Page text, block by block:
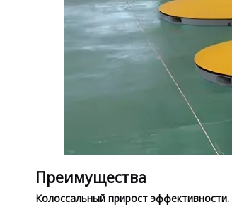
Преимущества
Колоссальный прирост эффективности.